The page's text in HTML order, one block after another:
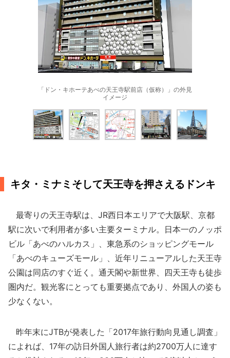
「ドン・キホーテあべの天王寺駅前店（仮称）」の外見
イメージ
キタ・ミナミそして天王寺を押さえるドンキ
最寄りの天王寺駅は、JR西日本エリアで大阪駅、京都
駅に次いで利用者が多い主要ターミナル。日本一のノッポ
ビル「あべのハルカス」、東急系のショッピングモール
「あべのキューズモール」、近年リニューアルした天王寺
公園は同店のすぐ近く。通天閣や新世界、四天王寺も徒歩
圏内だ。観光客にとっても重要拠点であり、外国人の姿も
少なくない。
昨年末にJTBが発表した「2017年旅行動向見通し調査」
によれば、17年の訪日外国人旅行者は約2700万人に達す